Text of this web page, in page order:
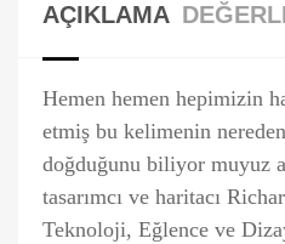
AÇIKLAMA
Hemen hemen hepimizin
etmiş bu kelimenin
doğduğunu biliyor muyuz
tasarımcı ve haritacı
Teknoloji, Eğlence ve